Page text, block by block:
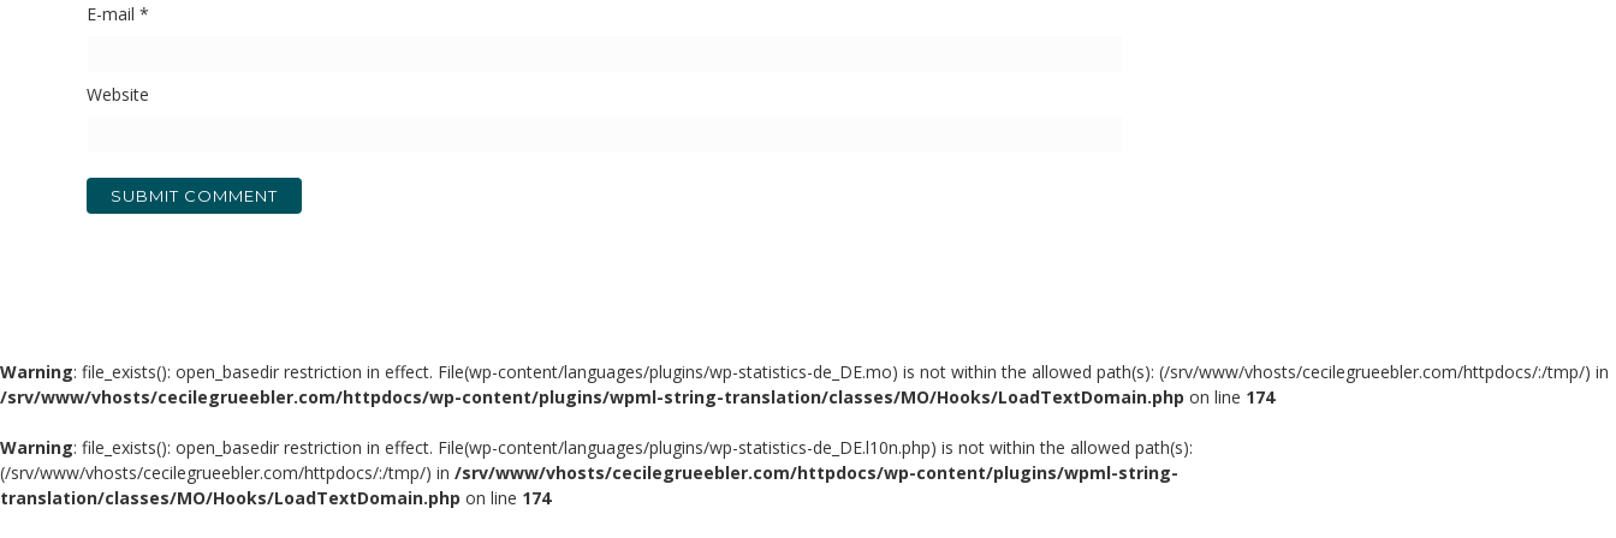
E-mail *
Website
Warning: file_exists(): open_basedir restriction in effect. File(wp-content/languages/plugins/wp-statistics-de_DE.mo) is not within the allowed path(s): (/srv/www/vhosts/cecilegrueebler.com/httpdocs/:/tmp/) in
/srv/www/vhosts/cecilegrueebler.com/httpdocs/wp-content/plugins/wpml-string-translation/classes/MO/Hooks/LoadTextDomain.php on line 174
Warning: file_exists(): open_basedir restriction in effect. File(wp-content/languages/plugins/wp-statistics-de_DE.l10n.php) is not within the allowed path(s):
(/srv/www/vhosts/cecilegrueebler.com/httpdocs/:/tmp/) in /srv/www/vhosts/cecilegrueebler.com/httpdocs/wp-content/plugins/wpml-string-
translation/classes/MO/Hooks/LoadTextDomain.php on line 174